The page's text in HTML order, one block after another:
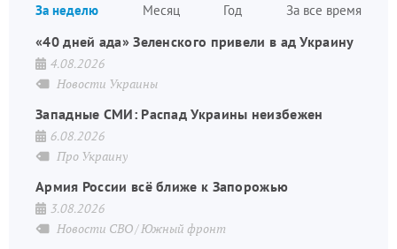
За неделю Месяц Год За все время
«40 дней ада» Зеленского привели в ад Украину
4.08.2026
Новости Украины
Западные СМИ: Распад Украины неизбежен
6.08.2026
Про Украину
Армия России всё ближе к Запорожью
3.08.2026
Новости СВО Южный фронт